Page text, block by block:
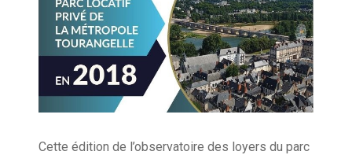
Cette édition de l’observatoire des loyers du parc